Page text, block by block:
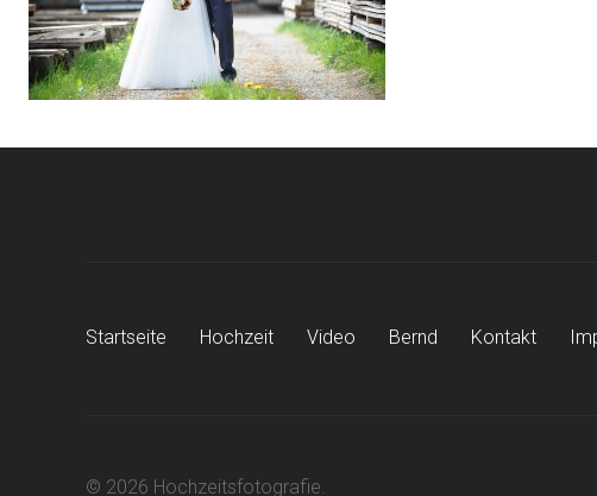
Startseite Hochzeit Video Bernd Kontakt
© 2026 Hochzeitsfotografie.